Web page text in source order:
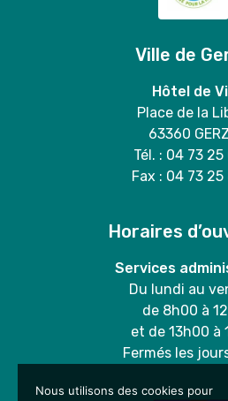
Ville de
Hôtel de
Place de la
63360
Tél. : 04 73 25
Fax : 04 73 25
Horaires
Services
Du lundi au
de 8h00 à
et de 13h00 à
Fermés les
Nous utilisons des cookies pour